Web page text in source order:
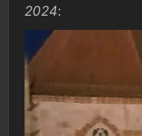
2024:
Video-
Player